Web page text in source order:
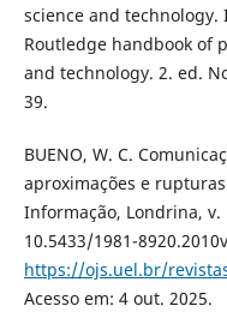
science and technology.
Routledge handbook of
and technology. 2. ed.
39.
BUENO, W. C.
aproximações e
Informação, Londrina, v.
10.5433/1981-
https://ojs.uel.br/
Acesso em: 4 out. 2025.